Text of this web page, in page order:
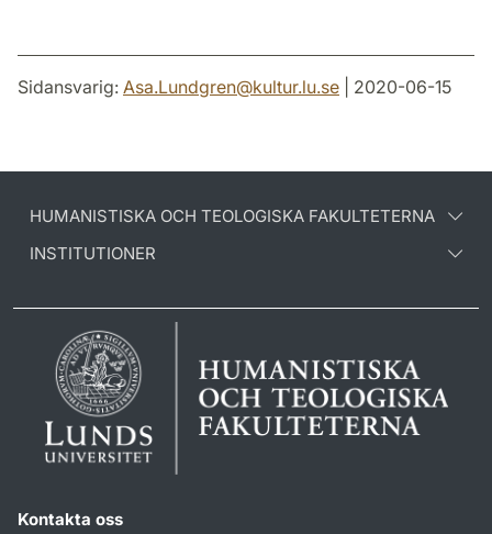
Sidansvarig: Asa.Lundgren@kultur.lu.se | 2020-06-15
HUMANISTISKA OCH TEOLOGISKA FAKULTETERNA
INSTITUTIONER
Kontakta oss